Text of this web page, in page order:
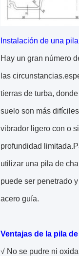
Instalación de una
Hay un gran número
las
tierras de turba,
suelo son más
vibrador ligero con o
profundidad
utilizar una pila de
puede ser penetrado
acero guía.
Ventajas de la pila
√ No se pudre ni oxida